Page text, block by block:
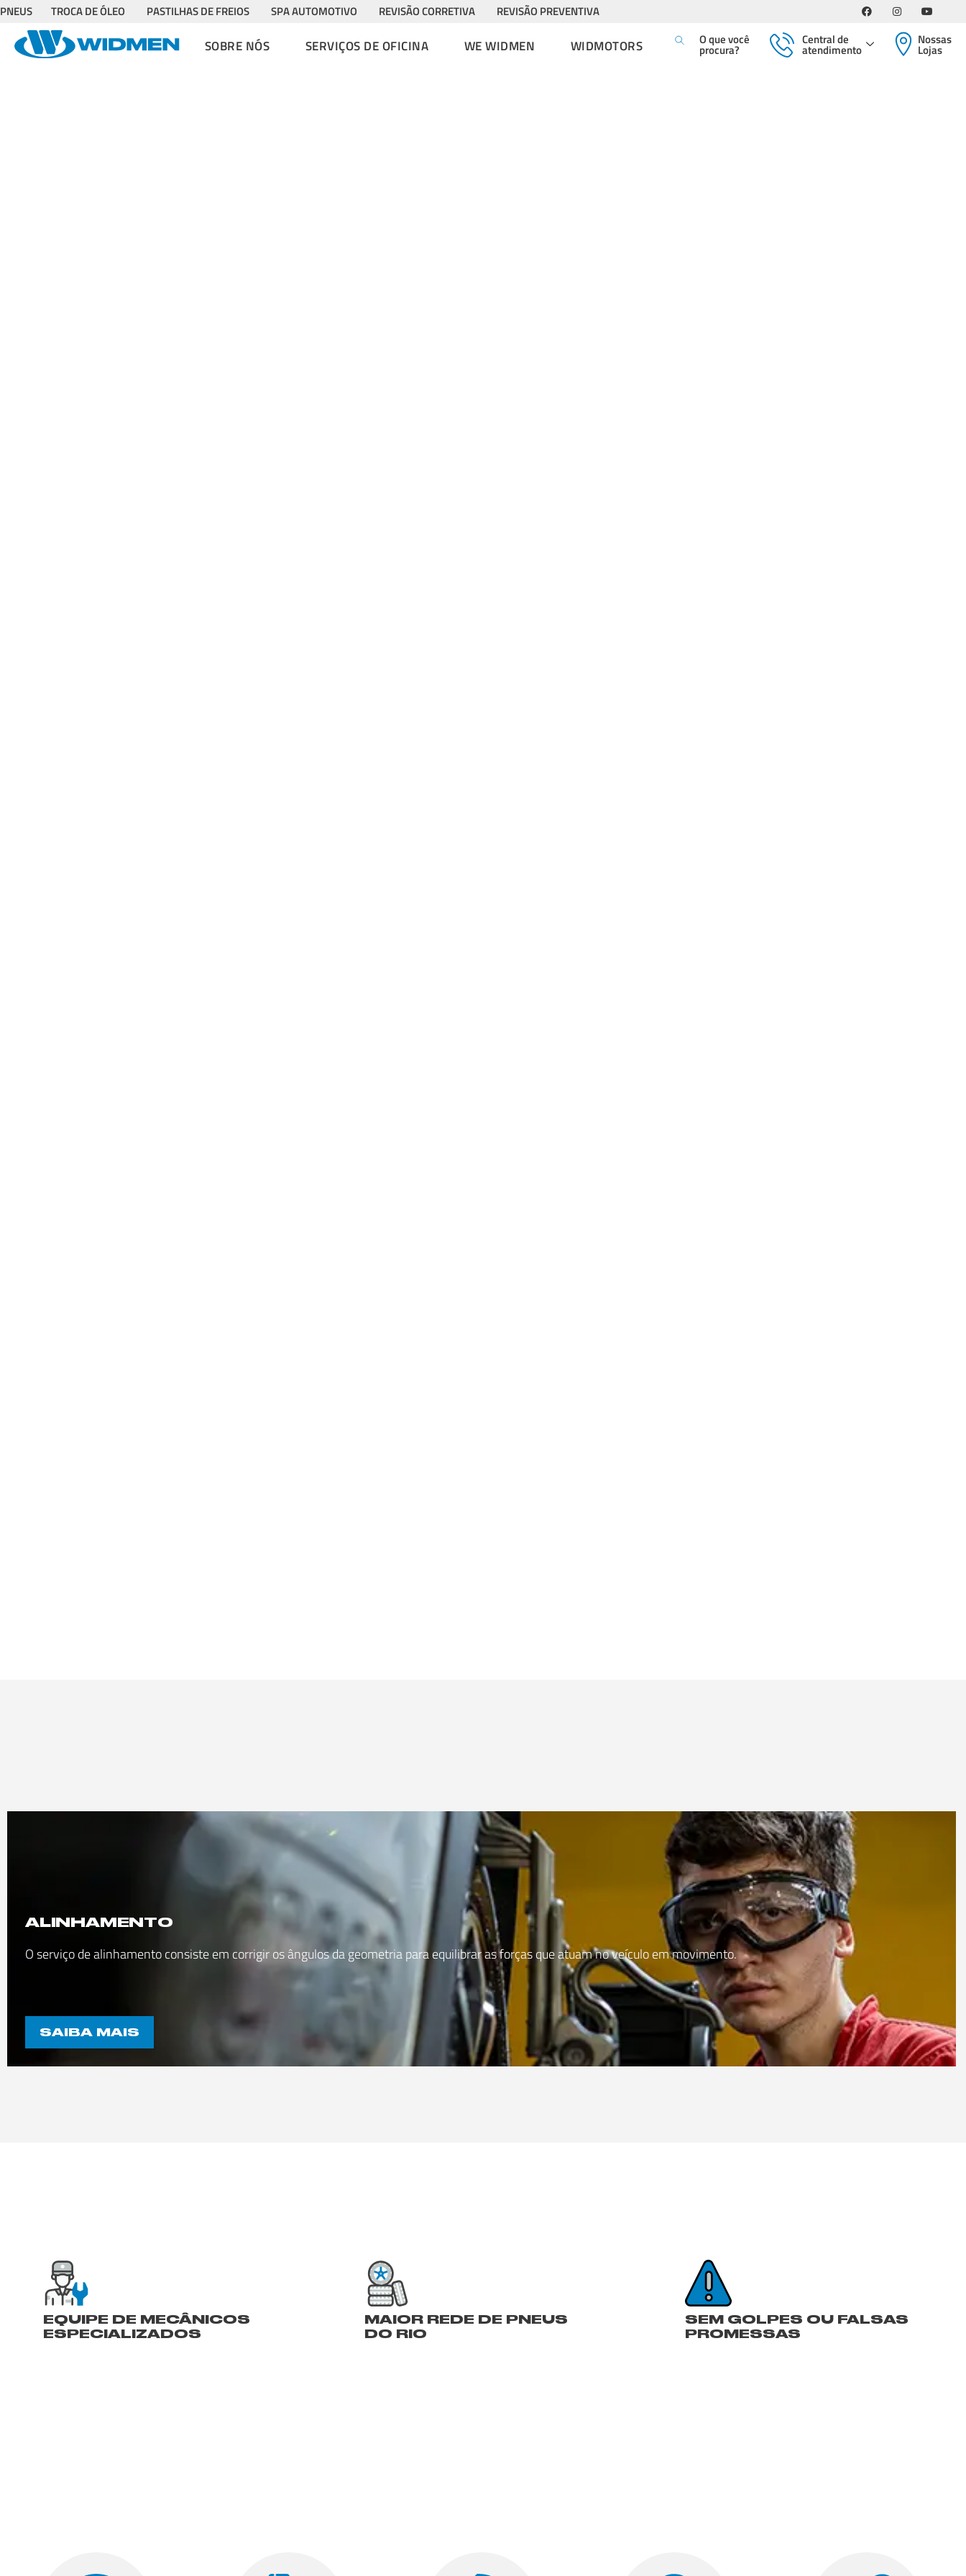
PNEUS TROCA DE ÓLEO PASTILHAS DE FREIOS SPA AUTOMOTIVO REVISÃO CORRETIVA REVISÃO PREVENTIVA
SOBRE NÓS SERVIÇOS DE OFICINA WE WIDMEN WIDMOTORS O que você
procura?
Central de
atendimento
Nossas
Lojas
ALINHAMENTO
O serviço de alinhamento consiste em corrigir os ângulos da geometria para equilibrar as forças que atuam no veículo em movimento.
SAIBA MAIS
EQUIPE DE MECÂNICOS
ESPECIALIZADOS
MAIOR REDE DE PNEUS
DO RIO
SEM GOLPES OU FALSAS
PROMESSAS